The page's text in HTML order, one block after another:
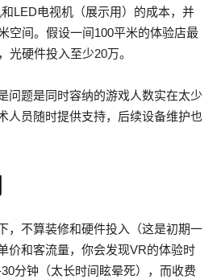
LED电视机（展示用）的成本，并
空间。假设一间100平米的体验店最
光硬件投入至少20万。
问题是同时容纳的游戏人数实在太少
人员随时提供支持，后续设备维护也
，不算装修和硬件投入（这是初期一
价和客流量，你会发现VR的体验时
分钟（太长时间眩晕死），而收费